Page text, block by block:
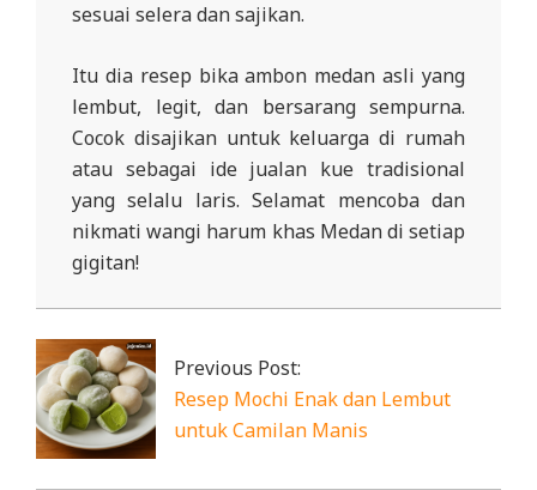
sesuai selera dan sajikan.
Itu dia resep bika ambon medan asli yang
lembut, legit, dan bersarang sempurna.
Cocok disajikan untuk keluarga di rumah
atau sebagai ide jualan kue tradisional
yang selalu laris. Selamat mencoba dan
nikmati wangi harum khas Medan di setiap
gigitan!
2025-
10-
28
Previous Post:
Resep Mochi Enak dan Lembut
untuk Camilan Manis